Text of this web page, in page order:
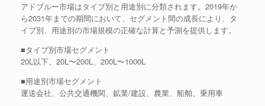
アドブルー市場はタイプ別と用途別に分類されます。2019年か
ら2031年までの期間において、セグメント間の成長により、タ
イプ別、用途別の市場規模の正確な計算と予測を提供します。
■タイプ別市場セグメント
20L以下、20L〜200L、200L〜1000L
■用途別市場セグメント
運送会社、公共交通機関、鉱業/建設、農業、船舶、乗用車